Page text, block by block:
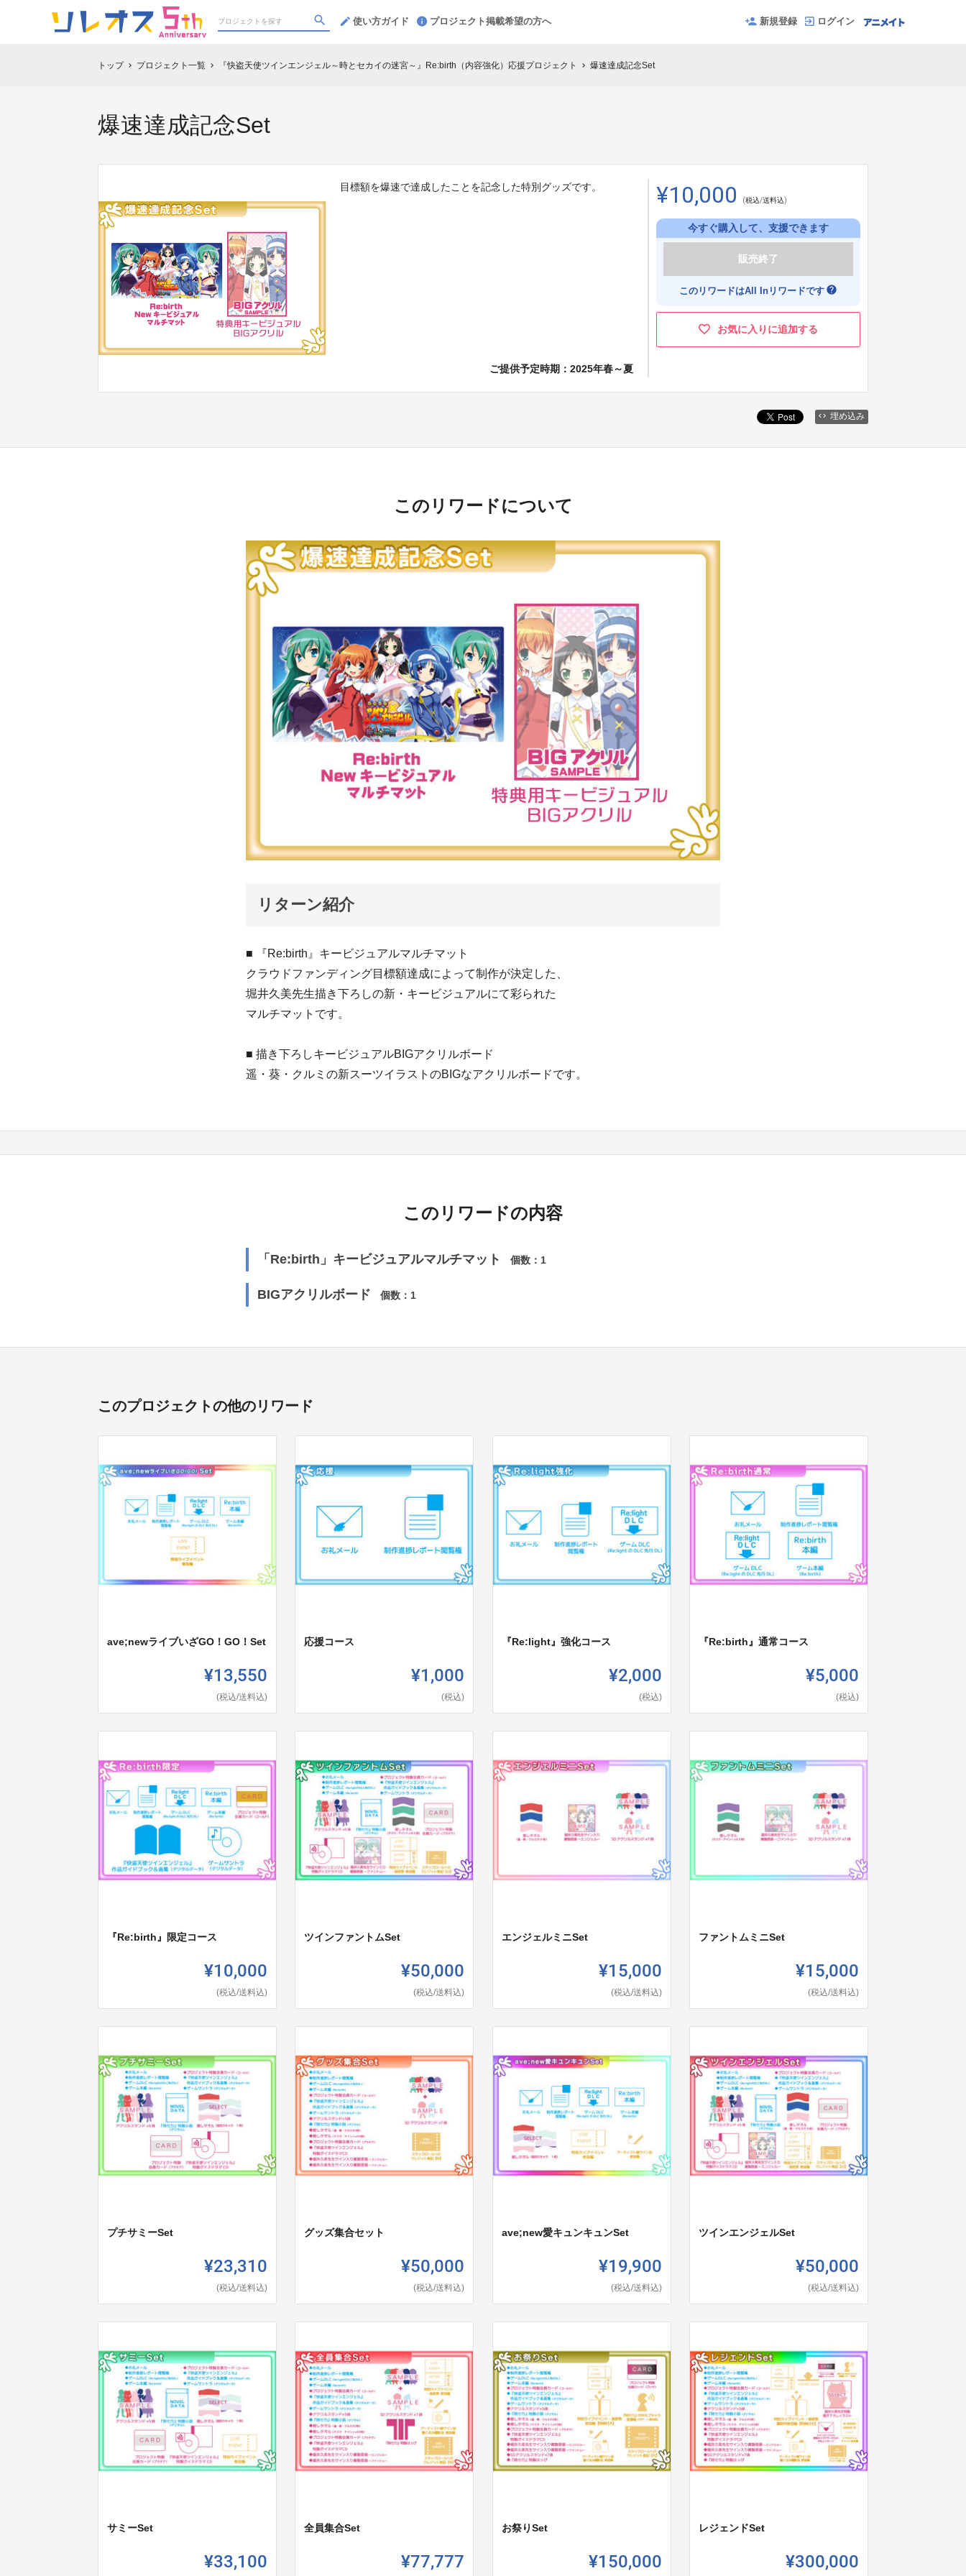
使い方ガイド プロジェクト掲載希望の方へ 新規登録 ログイン
トップ chevron_right プロジェクト一覧 chevron_right 『快盗天使ツインエンジェル～時とセカイの迷宮～』Re:birth（内容強化）応援プロジェクト chevron_right 爆速達成記念Set
爆速達成記念Set
目標額を爆速で達成したことを記念した特別グッズです。
ご提供予定時期： 2025年春～夏
¥10,000 (税込/送料込)
今すぐ購入して、支援できます
販売終了
このリワードはAll Inリワードです help
お気に入りに追加する
埋め込み
このリワードについて
リターン紹介
■ 『Re:birth』キービジュアルマルチマット
クラウドファンディング目標額達成によって制作が決定した、
堀井久美先生描き下ろしの新・キービジュアルにて彩られた
マルチマットです。
■ 描き下ろしキービジュアルBIGアクリルボード
遥・葵・クルミの新スーツイラストのBIGなアクリルボードです。
このリワードの内容
「Re:birth」キービジュアルマルチマット 個数： 1
BIGアクリルボード 個数： 1
このプロジェクトの他のリワード
ave;newライブいざGO！GO！Set
¥13,550
(税込/送料込)
応援コース
¥1,000
(税込)
『Re:light』強化コース
¥2,000
(税込)
『Re:birth』通常コース
¥5,000
(税込)
『Re:birth』限定コース
¥10,000
(税込/送料込)
ツインファントムSet
¥50,000
(税込/送料込)
エンジェルミニSet
¥15,000
(税込/送料込)
ファントムミニSet
¥15,000
(税込/送料込)
プチサミーSet
¥23,310
(税込/送料込)
グッズ集合セット
¥50,000
(税込/送料込)
ave;new愛キュンキュンSet
¥19,900
(税込/送料込)
ツインエンジェルSet
¥50,000
(税込/送料込)
サミーSet
¥33,100
全員集合Set
¥77,777
お祭りSet
¥150,000
レジェンドSet
¥300,000